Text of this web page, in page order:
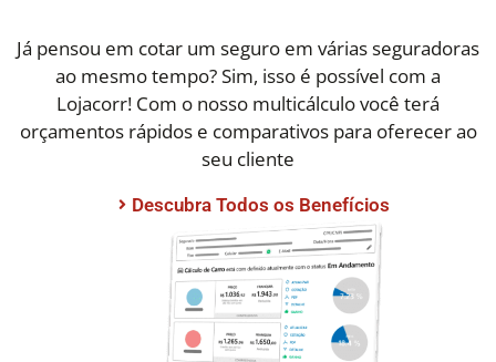
Já pensou em cotar um seguro em várias seguradoras
ao mesmo tempo?Sim, isso é possível com a
Lojacorr! Com o nosso multicálculo você terá
orçamentos rápidos e comparativos para oferecer ao
seu cliente
Descubra Todos os Benefícios